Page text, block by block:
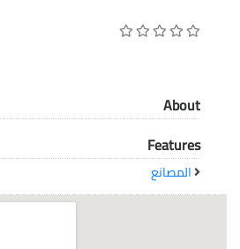
معاً نحو خلق مجتمع مبدع في عالم الأزياء
About
Features
المصانع